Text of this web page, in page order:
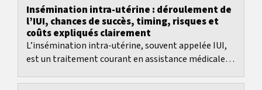
Insémination intra-utérine : déroulement de
l’IUI, chances de succès, timing, risques et
coûts expliqués clairement
L’insémination intra-utérine, souvent appelée IUI,
est un traitement courant en assistance médicale à